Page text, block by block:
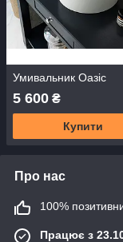
Умивальник Оазіс
5 600 ₴
Купити
Про нас
100%
Працює з